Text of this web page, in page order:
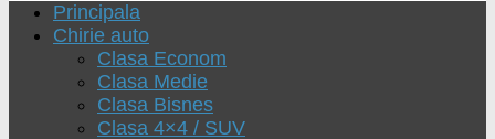
Principala
Chirie auto
Clasa Econom
Clasa Medie
Clasa Bisnes
Clasa 4×4 / SUV